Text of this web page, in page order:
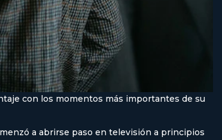
con los momentos más importantes de su
a abrirse paso en televisión a principios